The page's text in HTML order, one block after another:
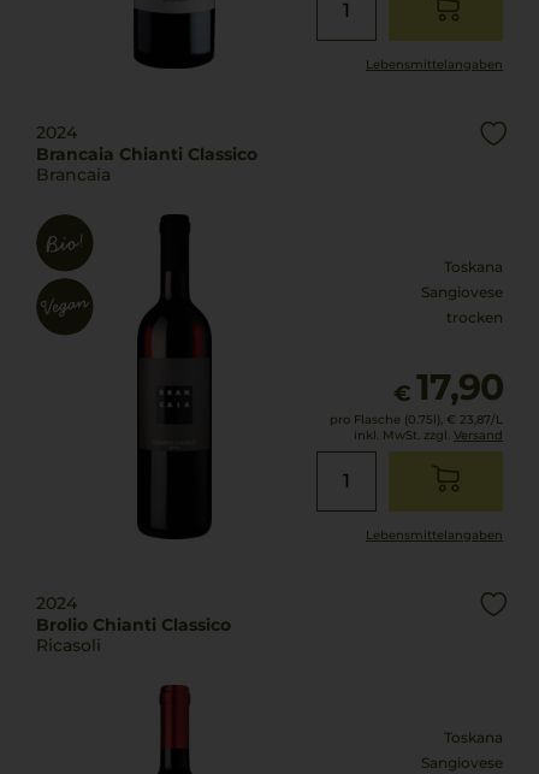
Lebensmittel­angaben
2024
Brancaia Chianti Classico
Brancaia
Toskana
Sangiovese
trocken
€ 17,90
pro Flasche (0.75l), € 23,87/L
inkl. MwSt. zzgl. Versand
Lebensmittel­angaben
2024
Brolio Chianti Classico
Ricasoli
Toskana
Sangiovese